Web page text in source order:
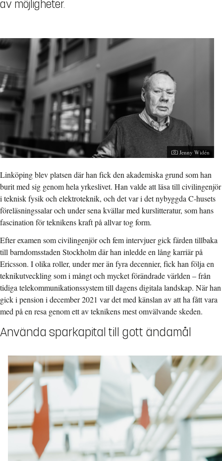
av möjligheter.
Jenny Widén
Linköping blev platsen där han fick den akademiska grund som han
burit med sig genom hela yrkeslivet. Han valde att läsa till civilingenjör
i teknisk fysik och elektroteknik, och det var i det nybyggda C-husets
föreläsningssalar och under sena kvällar med kurslitteratur, som hans
fascination för teknikens kraft på allvar tog form.
Efter examen som civilingenjör och fem intervjuer gick färden tillbaka
till barndomsstaden Stockholm där han inledde en lång karriär på
Ericsson. I olika roller, under mer än fyra decennier, fick han följa en
teknikutveckling som i mångt och mycket förändrade världen – från
tidiga telekommunikationssystem till dagens digitala landskap. När han
gick i pension i december 2021 var det med känslan av att ha fått vara
med på en resa genom ett av teknikens mest omvälvande skeden.
Använda sparkapital till gott ändamål